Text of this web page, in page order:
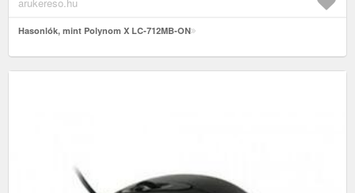
Hasonlók, mint Polynom X LC-712MB-ON